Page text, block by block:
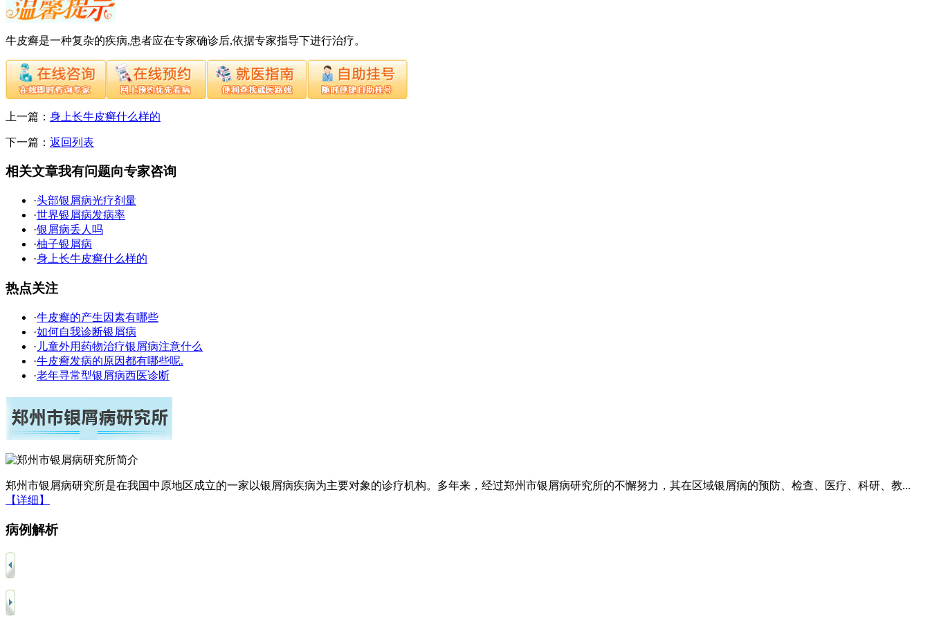
牛皮癣是一种复杂的疾病,患者应在专家确诊后,依据专家指导下进行治疗。
上一篇： 身上长牛皮癣什么样的
下一篇： 返回列表
相关文章我有问题向专家咨询
·头部银屑病光疗剂量
·世界银屑病发病率
·银屑病丢人吗
·柚子银屑病
·身上长牛皮癣什么样的
热点关注
·牛皮癣的产生因素有哪些
·如何自我诊断银屑病
· 儿童外用药物治疗银屑病注意什么
·牛皮癣发病的原因都有哪些呢.
·老年寻常型银屑病西医诊断
郑州市银屑病研究所是在我国中原地区成立的一家以银屑病疾病为主要对象的诊疗机构。多年来，经过郑州市银屑病研究所的不懈努力，其在区域银屑病的预防、检查、医疗、科研、教...
【详细】
病例解析